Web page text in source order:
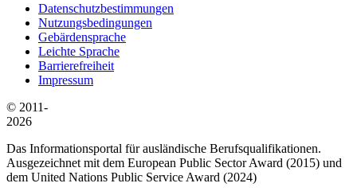
Datenschutzbestimmungen
Nutzungsbedingungen
Gebärdensprache
Leichte Sprache
Barrierefreiheit
Impressum
© 2011-
2026
Das Informationsportal für ausländische Berufsqualifikationen.
Ausgezeichnet mit dem European Public Sector Award (2015) und
dem United Nations Public Service Award (2024)